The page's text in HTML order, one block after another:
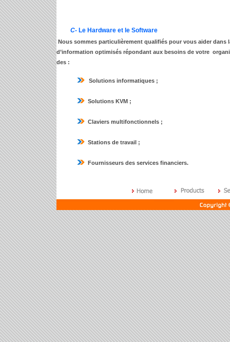
C- Le Hardware et le Software
Nous sommes particulièrement qualifiés pour vous aider dans
d’information optimisés répondant aux besoins de votre
des :
Solutions informatiques ;
Solutions KVM ;
Claviers multifonctionnels ;
Stations de travail ;
Fournisseurs des services financiers.